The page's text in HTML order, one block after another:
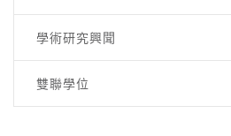
學術研究興聞
雙聯學位